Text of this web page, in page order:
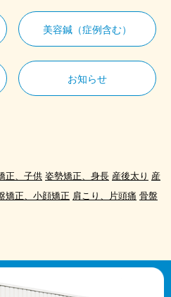
美容鍼（症例含む）
お知らせ
正、子供 姿勢矯正、身長 産後太り 産
矯正、小顔矯正 肩こり、片頭痛 骨盤